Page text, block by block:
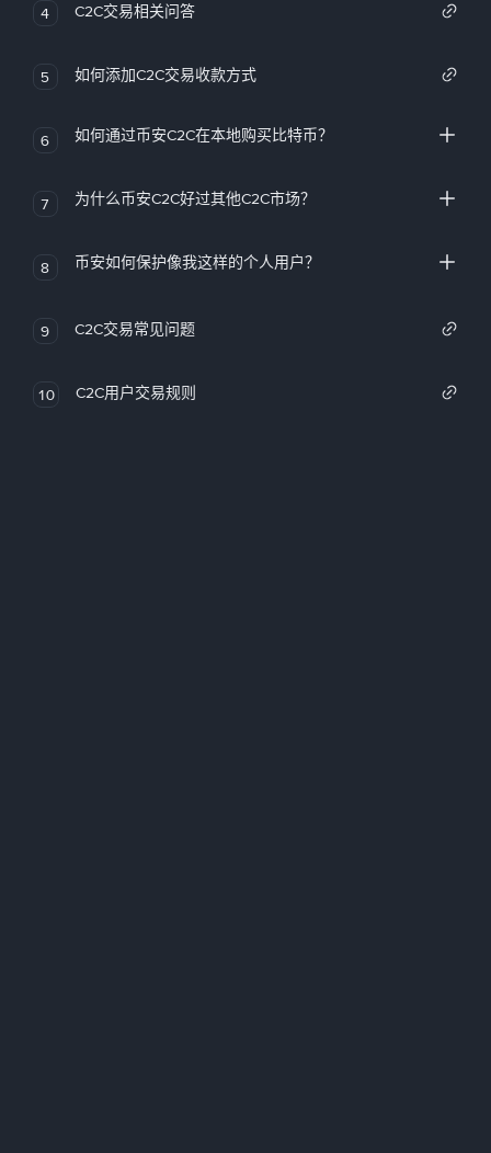
4 C2C交易相关问答
5 如何添加C2C交易收款方式
6 如何通过币安C2C在本地购买比特币？
7 为什么币安C2C好过其他C2C市场？
8 币安如何保护像我这样的个人用户？
9 C2C交易常见问题
10 C2C用户交易规则